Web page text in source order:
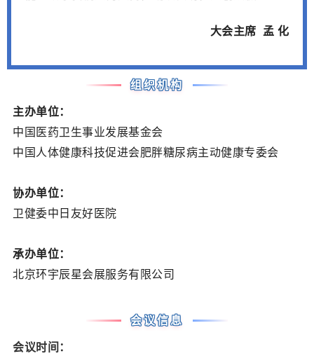
大会主席 孟 化
组织机构
主办单位：
中国医药卫生事业发展基金会
中国人体健康科技促进会肥胖糖尿病主动健康专委会
协办单位：
卫健委中日友好医院
承办单位：
北京环宇辰星会展服务有限公司
会议信息
会议时间：